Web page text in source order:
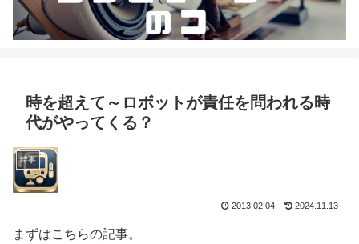
時を超えて～ロボットが責任を問われる時
代がやってくる？
時事
2013.02.04 2024.11.13
まずはこちらの記事。